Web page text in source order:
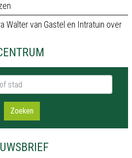
Walter van Gastel en Intratuin over
Zoeken